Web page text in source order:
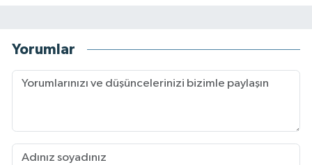
Yorumlar